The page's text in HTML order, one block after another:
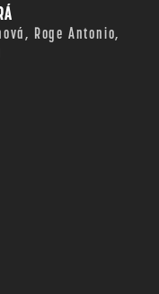
Roge Antonio,